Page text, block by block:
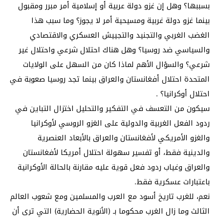
بسببها؟ وهل إن غزو دولة عربية أو إسلامية أمر مبرر ومقبول
بينما غزو دولة غربية ومسيحية أمر لا يجوز؟ وما سبب هذا
الغضب الغربي والتجنيد والتجييش العسكري والاقتصادي
والسياسي ضد روسيا؟ وهل هناك احتلال شرعي واحتلال غير
شرعي؟ والسؤال الأهم لماذا كان من السهل على الولايات
المتحدة احتلال أفغانستان والعراق بينما تجد روسيا صعوبة في
احتلال أوكرانيا؟ .
سيكون من التعسف في التفكير والتحليل اختزال التباين في
ردود الفعل الغربية والدولية على الغزو الروسي لأوكرانيا
والغزو الأمريكي لأفغانستان والعراق بالأبعاد العنصرية
والدينية فقط، أو تفسير سهولة احتلال أمريكا لأفغانستان
والعراق وغياب ردود فعل قوية عليه مقارنة بالحالة الأوكرانية
باعتبارات عسكرية فقط.
نعم، للغرب تاريخ أسود مع العرب والمسلمين ومع شعوب العالم
الثالث وما زال الغرب محكوما بـ (الأنوية الحضارية) التي ترى أن